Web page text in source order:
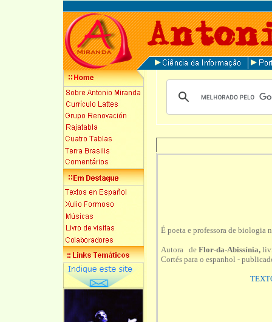
É poeta e professora de biologia
Autora de Flor-da-Abissínia,
Cortés para o espanhol -